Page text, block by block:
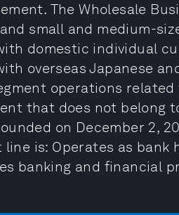
The Wholesale
small and medium-
domestic individual
overseas Japanese
operations
that does not belong
on December 2,
line is: Operates as
banking and financial